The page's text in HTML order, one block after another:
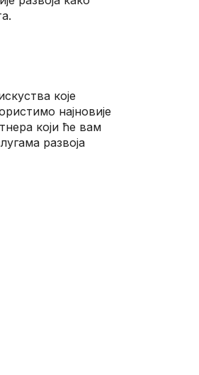
које
најновије
који ће вам
развоја